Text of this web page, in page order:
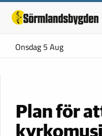
Onsdag 5 Aug
Plan för